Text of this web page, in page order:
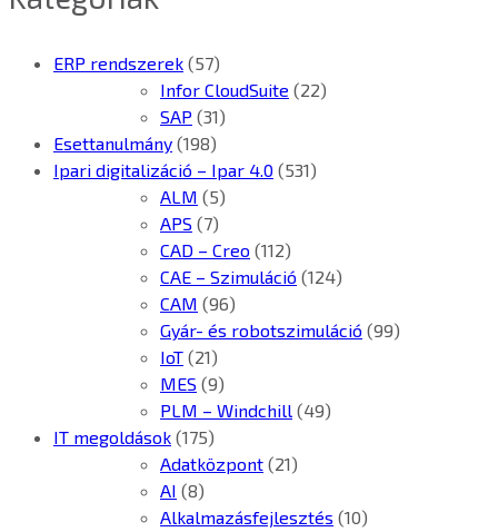
ERP rendszerek (57)
Infor CloudSuite (22)
SAP (31)
Esettanulmány (198)
Ipari digitalizáció – Ipar 4.0 (531)
ALM (5)
APS (7)
CAD – Creo (112)
CAE – Szimuláció (124)
CAM (96)
Gyár- és robotszimuláció (99)
IoT (21)
MES (9)
PLM – Windchill (49)
IT megoldások (175)
Adatközpont (21)
AI (8)
Alkalmazásfejlesztés (10)